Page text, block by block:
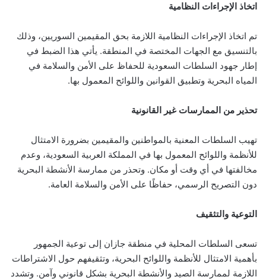
اتخاذ الإجراءات النظامية
تم اتخاذ الإجراءات النظامية اللازمة بحق المقيمين السوريين، وذلك
بالتنسيق مع الجهات المختصة في المنطقة. يأتي هذا الضبط في
إطار جهود السلطات السعودية للحفاظ على الأمن والسلامة في
المياه البحرية وتطبيق القوانين واللوائح المعمول بها.
تحذير من الممارسات غير القانونية
تهيب السلطات المعنية بالمواطنين والمقيمين بضرورة الامتثال
للأنظمة واللوائح المعمول بها في المملكة العربية السعودية، وعدم
مخالفتها في أي وقت أو مكان. وتحذر من ممارسة الأنشطة البحرية
دون التصريح الرسمي، حفاظًا على الأمن والسلامة العامة.
التوعية والتثقيف
تسعى السلطات المحلية في منطقة جازان إلى توعية الجمهور
بأهمية الامتثال للأنظمة واللوائح البحرية، وتثقيفهم حول الاشتراطات
اللازمة لممارسة الصيد والأنشطة البحرية بشكل قانوني وآمن. وتشدد